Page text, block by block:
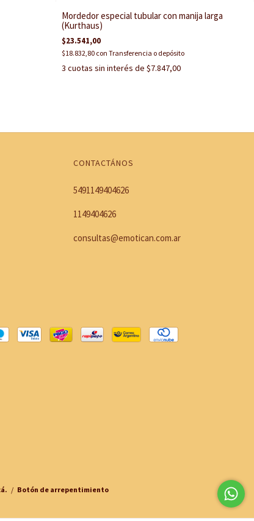
Mordedor especial tubular con manija larga
(Kurthaus)
$23.541,00
$18.832,80 con Transferencia o depósito
3 cuotas sin interés de$7.847,00
CONTACTÁNOS
5491149404626
1149404626
consultas@emotican.com.ar
/ Botón de arrepentimiento